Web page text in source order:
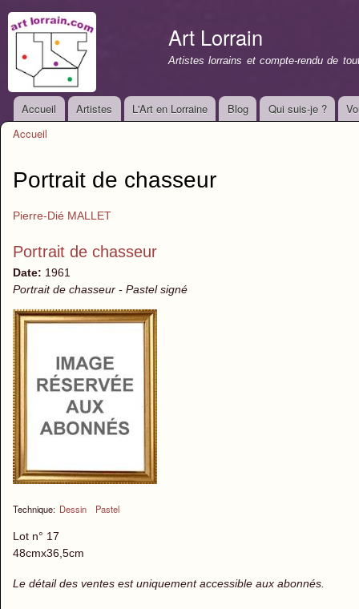
Art Lorrain
Artistes lorrains et compte-rendu de
Menu principal
Accueil Artistes L'Art en Lorraine Blog Qui suis-je ?
Accueil
Portrait de chasseur
Pierre-Dié MALLET
Portrait de chasseur
Date: 1961
Portrait de chasseur - Pastel signé
Technique: Dessin Pastel
Lot n° 17
48cmx36,5cm
Le détail des ventes est uniquement accessible aux abonnés.